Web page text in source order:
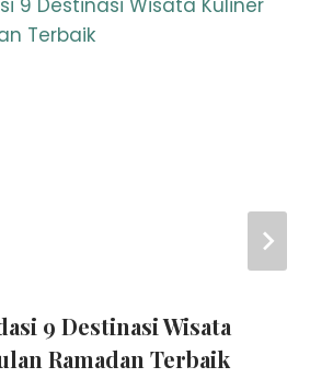
9 Destinasi Wisata
Ramadan Terbaik